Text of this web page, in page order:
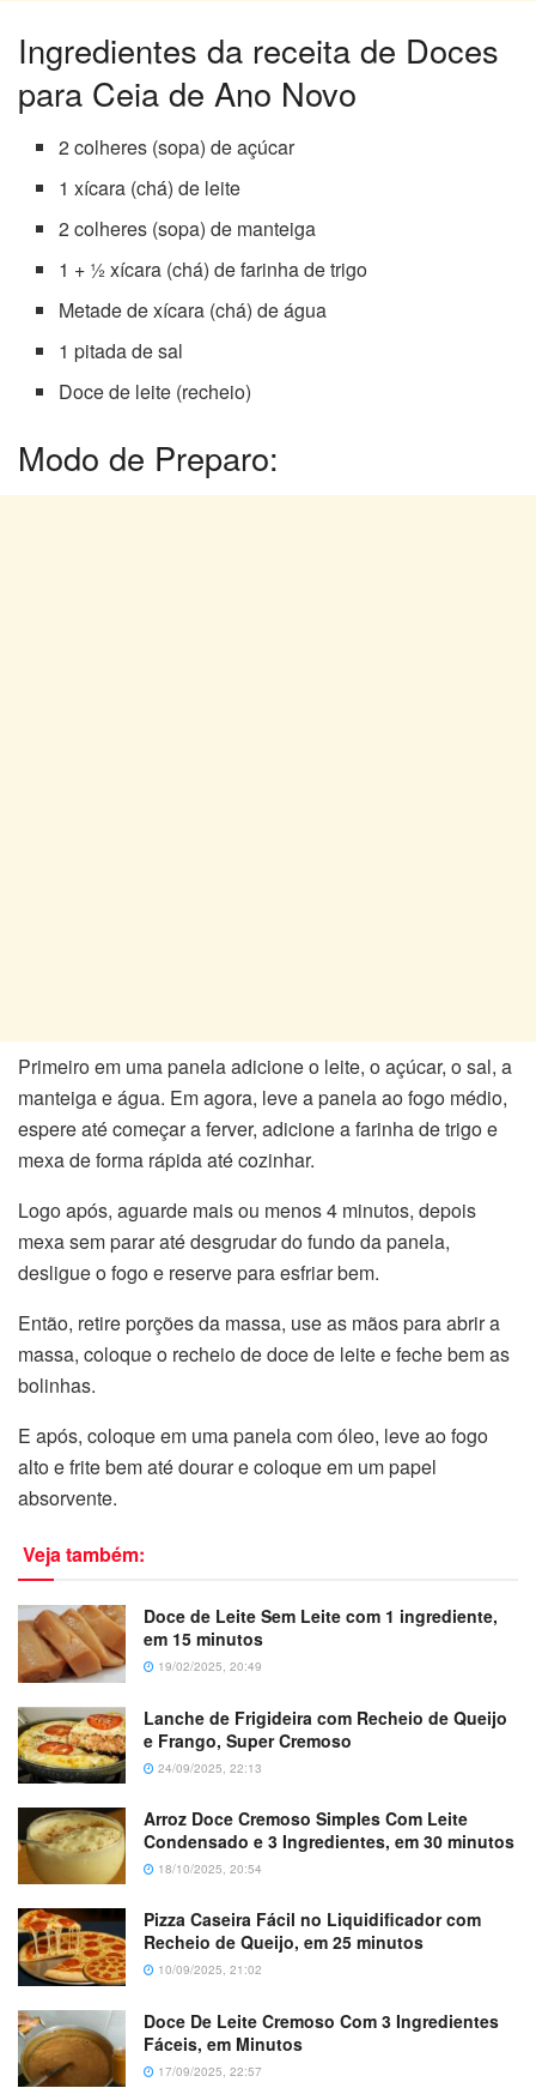
Ingredientes da receita de Doces
para Ceia de Ano Novo
2 colheres (sopa) de açúcar
1 xícara (chá) de leite
2 colheres (sopa) de manteiga
1 + ½ xícara (chá) de farinha de trigo
Metade de xícara (chá) de água
1 pitada de sal
Doce de leite (recheio)
Modo de Preparo:
Primeiro em uma panela adicione o leite, o açúcar, o sal, a
manteiga e água. Em agora, leve a panela ao fogo médio,
espere até começar a ferver, adicione a farinha de trigo e
mexa de forma rápida até cozinhar.
Logo após, aguarde mais ou menos 4 minutos, depois
mexa sem parar até desgrudar do fundo da panela,
desligue o fogo e reserve para esfriar bem.
Então, retire porções da massa, use as mãos para abrir a
massa, coloque o recheio de doce de leite e feche bem as
bolinhas.
E após, coloque em uma panela com óleo, leve ao fogo
alto e frite bem até dourar e coloque em um papel
absorvente.
Veja também:
Doce de Leite Sem Leite com 1 ingrediente,
em 15 minutos
19/02/2025, 20:49
Lanche de Frigideira com Recheio de Queijo
e Frango, Super Cremoso
24/09/2025, 22:13
Arroz Doce Cremoso Simples Com Leite
Condensado e 3 Ingredientes, em 30 minutos
18/10/2025, 20:54
Pizza Caseira Fácil no Liquidificador com
Recheio de Queijo, em 25 minutos
10/09/2025, 21:02
Doce De Leite Cremoso Com 3 Ingredientes
Fáceis, em Minutos
17/09/2025, 22:57